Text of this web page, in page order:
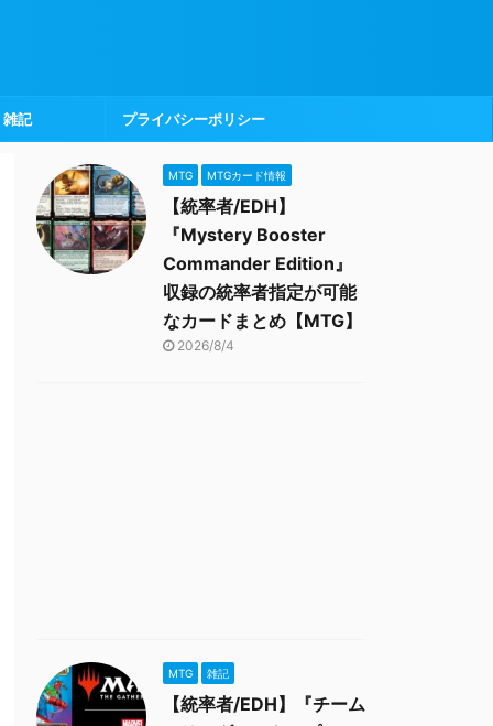
雑記 プライバシーポリシー
MTG MTGカード情報
【統率者/EDH】
『Mystery Booster
Commander Edition』
収録の統率者指定が可能
なカードまとめ【MTG】
2026/8/4
MTG 雑記
【統率者/EDH】『チーム